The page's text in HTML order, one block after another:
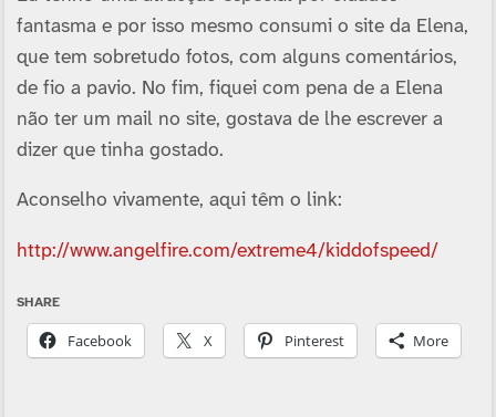
fantasma e por isso mesmo consumi o site da Elena,
que tem sobretudo fotos, com alguns comentários,
de fio a pavio. No fim, fiquei com pena de a Elena
não ter um mail no site, gostava de lhe escrever a
dizer que tinha gostado.
Aconselho vivamente, aqui têm o link:
http://www.angelfire.com/extreme4/kiddofspeed/
SHARE
Facebook X Pinterest More